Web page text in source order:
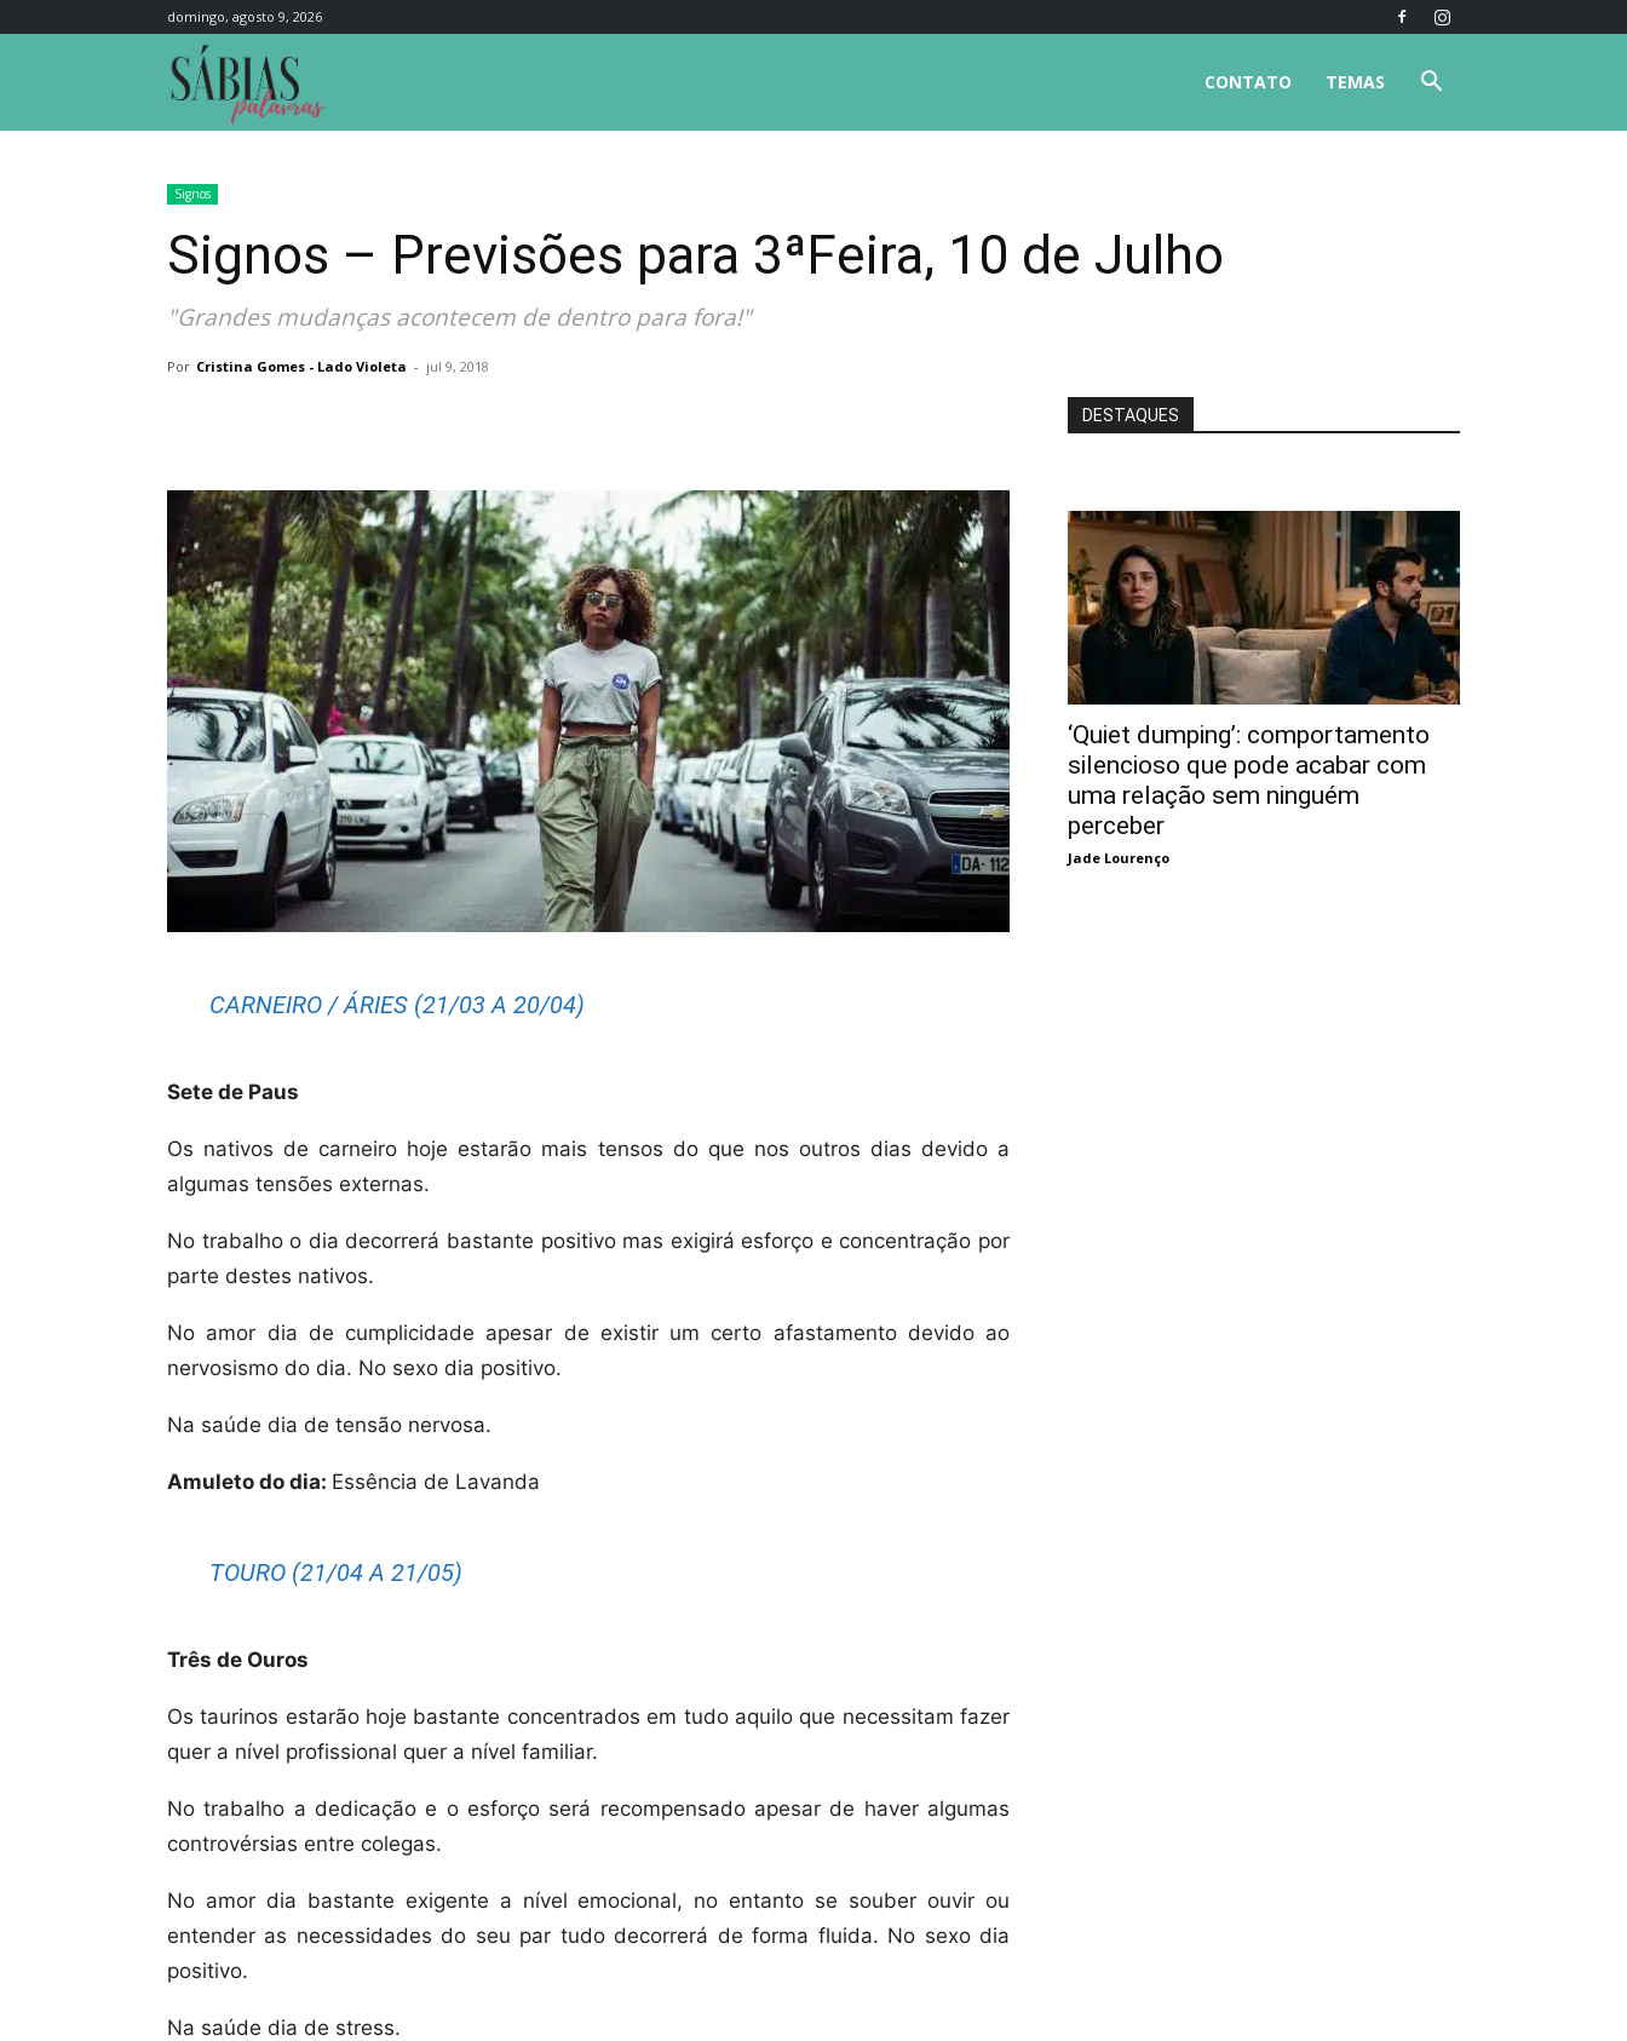
domingo, agosto 9, 2026
TEMAS
CONTATO
Signos
Signos – Previsões para 3ªFeira, 10 de Julho
"Grandes mudanças acontecem de dentro para fora!"
Por Cristina Gomes - Lado Violeta - jul 9, 2018
CARNEIRO / ÁRIES (21/03 A 20/04)
Sete de Paus
Os nativos de carneiro hoje estarão mais tensos do que nos outros dias devido a
algumas tensões externas.
No trabalho o dia decorrerá bastante positivo mas exigirá esforço e concentração por
parte destes nativos.
No amor dia de cumplicidade apesar de existir um certo afastamento devido ao
nervosismo do dia. No sexo dia positivo.
Na saúde dia de tensão nervosa.
Amuleto do dia: Essência de Lavanda
TOURO (21/04 A 21/05)
Três de Ouros
Os taurinos estarão hoje bastante concentrados em tudo aquilo que necessitam fazer
quer a nível profissional quer a nível familiar.
No trabalho a dedicação e o esforço será recompensado apesar de haver algumas
controvérsias entre colegas.
No amor dia bastante exigente a nível emocional, no entanto se souber ouvir ou
entender as necessidades do seu par tudo decorrerá de forma fluida. No sexo dia
positivo.
Na saúde dia de stress.
DESTAQUES
‘Quiet dumping’: comportamento
silencioso que pode acabar com
uma relação sem ninguém
perceber
Jade Lourenço